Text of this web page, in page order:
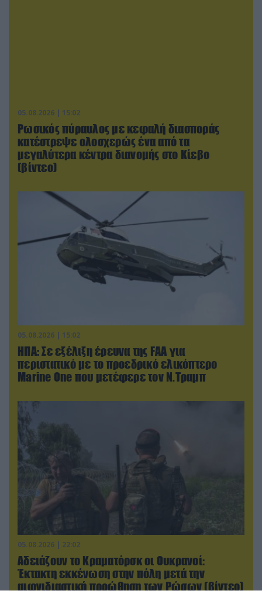
05.08.2026 | 15:02
Ρωσικός πύραυλος με κεφαλή διασποράς
κατέστρεψε ολοσχερώς ένα από τα
μεγαλύτερα κέντρα διανομής στο Κίεβο
(βίντεο)
05.08.2026 | 15:02
ΗΠΑ: Σε εξέλιξη έρευνα της FAA για
περιστατικό με το προεδρικό ελικόπτερο
Marine One που μετέφερε τον Ν.Τραμπ
05.08.2026 | 22:02
Αδειάζουν το Κραματόρσκ οι Ουκρανοί:
Έκτακτη εκκένωση στην πόλη μετά την
αιφνιδιαστική προώθηση των Ρώσων (βίντεο)